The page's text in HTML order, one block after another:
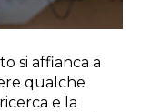
si affianca a
qualche
e la